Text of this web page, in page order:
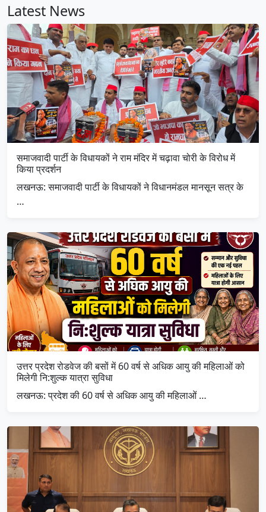
Latest News
समाजवादी पार्टी के विधायकों ने राम मंदिर में चढ़ावा चोरी के विरोध में
किया प्रदर्शन
लखनऊ: समाजवादी पार्टी के विधायकों ने विधानमंडल मानसून सत्र के
…
उत्तर प्रदेश रोडवेज की बसों में 60 वर्ष से अधिक आयु की महिलाओं को
मिलेगी नि:शुल्क यात्रा सुविधा
लखनऊ: प्रदेश की 60 वर्ष से अधिक आयु की महिलाओं …